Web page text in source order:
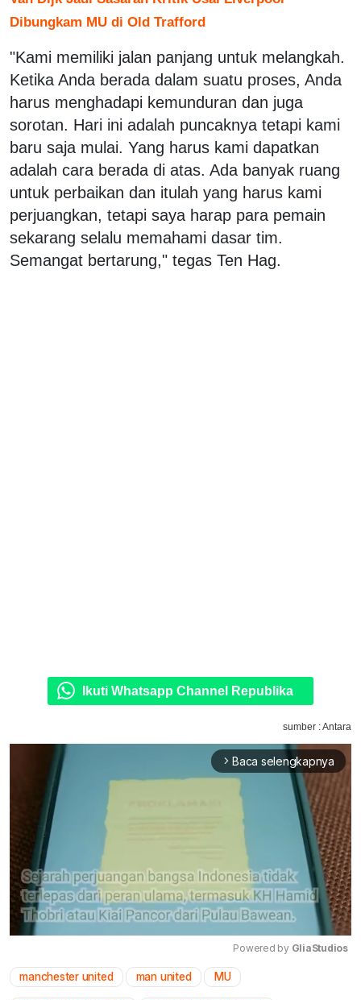
Dibungkam MU di Old Trafford
"Kami memiliki jalan panjang untuk melangkah.
Ketika Anda berada dalam suatu proses, Anda
harus menghadapi kemunduran dan juga
sorotan. Hari ini adalah puncaknya tetapi kami
baru saja mulai. Yang harus kami dapatkan
adalah cara berada di atas. Ada banyak ruang
untuk perbaikan dan itulah yang harus kami
perjuangkan, tetapi saya harap para pemain
sekarang selalu memahami dasar tim.
Semangat bertarung," tegas Ten Hag.
Ikuti Whatsapp Channel Republika
sumber : Antara
arrow_forward_ios Baca selengkapnya
Powered by GliaStudios
manchester united man united MU